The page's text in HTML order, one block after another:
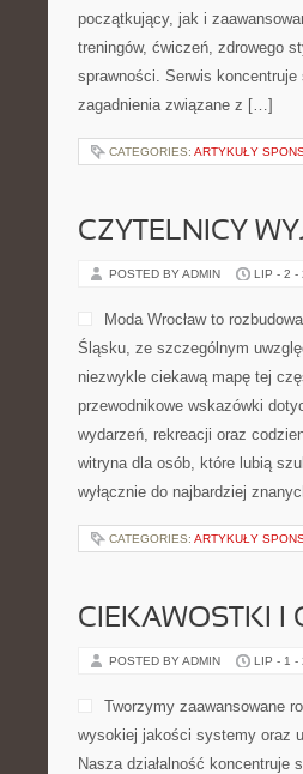
początkujący, jak i
treningów, ćwiczeń, zdrowego
sprawności. Serwis
zagadnienia związane z […]
CATEGORIES: ARTYKUŁY
CZYTELNICY
POSTED BY ADMIN LIP - 2 -
Moda Wrocław to
Śląsku, ze szczególnym
niezwykle ciekawą mapę tej
przewodnikowe wskazówki
wydarzeń, rekreacji oraz
witryna dla osób, które lubią
wyłącznie do najbardziej
CATEGORIES: ARTYKUŁY
CIEKAWOSTKI I
POSTED BY ADMIN LIP - 1 -
Tworzymy zaawansowane
wysokiej jakości systemy oraz
Nasza działalność koncentruje